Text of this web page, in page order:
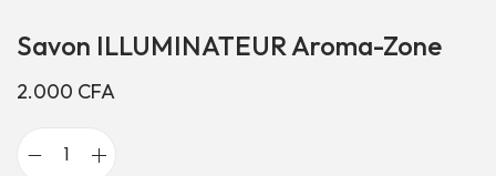
Savon ILLUMINATEUR Aroma-Zone
2.000 CFA